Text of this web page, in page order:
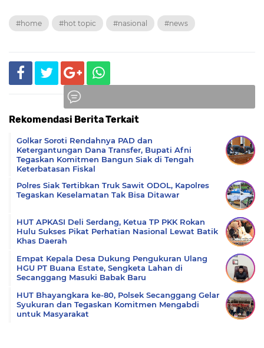
#home #hot topic #nasional #news
Rekomendasi Berita Terkait
Golkar Soroti Rendahnya PAD dan
Ketergantungan Dana Transfer, Bupati Afni
Tegaskan Komitmen Bangun Siak di Tengah
Keterbatasan Fiskal
Polres Siak Tertibkan Truk Sawit ODOL, Kapolres
Tegaskan Keselamatan Tak Bisa Ditawar
HUT APKASI Deli Serdang, Ketua TP PKK Rokan
Hulu Sukses Pikat Perhatian Nasional Lewat Batik
Khas Daerah
Empat Kepala Desa Dukung Pengukuran Ulang
HGU PT Buana Estate, Sengketa Lahan di
Secanggang Masuki Babak Baru
HUT Bhayangkara ke-80, Polsek Secanggang Gelar
Syukuran dan Tegaskan Komitmen Mengabdi
untuk Masyarakat